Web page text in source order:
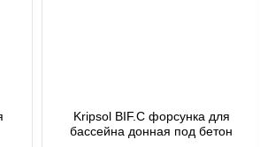
Kripsol BIF.C форсунка для
бассейна донная под бетон